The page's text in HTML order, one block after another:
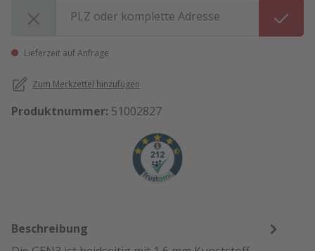
Lieferzeit auf Anfrage
Zum Merkzettel hinzufügen
Produktnummer: 51002827
Beschreibung